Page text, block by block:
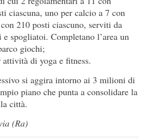
ciascuna, uno per calcio a 7 con
210 posti ciascuno, serviti da
spogliatoi. Completano l’area un
giochi;
attività di yoga e fitness.
si aggira intorno ai 3 milioni di
piano che punta a consolidare la
città.
(Ra)